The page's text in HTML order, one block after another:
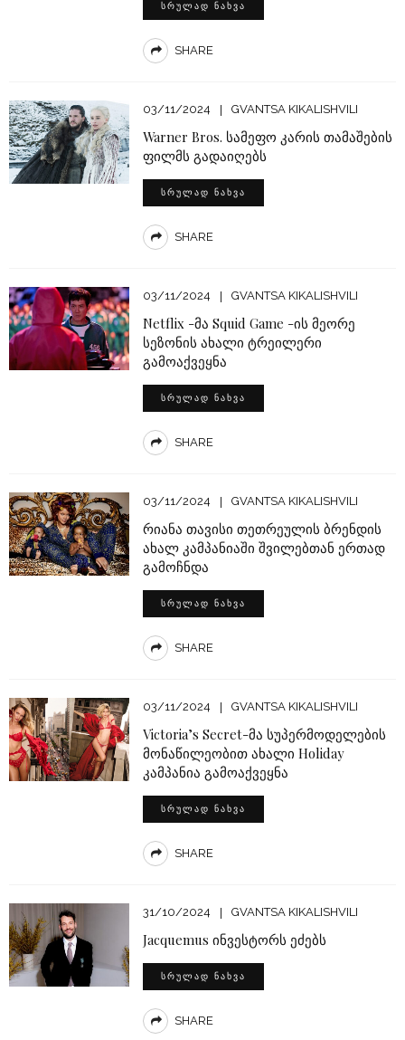
ᲡᲠᲣᲚᲐᲓ ᲜᲐᲮᲕᲐ
SHARE
03/11/2024 GVANTSA KIKALISHVILI
Warner Bros. სამეფო კარის თამაშების
ფილმს გადაიღებს
ᲡᲠᲣᲚᲐᲓ ᲜᲐᲮᲕᲐ
SHARE
03/11/2024 GVANTSA KIKALISHVILI
Netflix -მა Squid Game -ის მეორე
სეზონის ახალი ტრეილერი
გამოაქვეყნა
ᲡᲠᲣᲚᲐᲓ ᲜᲐᲮᲕᲐ
SHARE
03/11/2024 GVANTSA KIKALISHVILI
რიანა თავისი თეთრეულის ბრენდის
ახალ კამპანიაში შვილებთან ერთად
გამოჩნდა
ᲡᲠᲣᲚᲐᲓ ᲜᲐᲮᲕᲐ
SHARE
03/11/2024 GVANTSA KIKALISHVILI
Victoria’s Secret-მა სუპერმოდელების
მონაწილეობით ახალი Holiday
კამპანია გამოაქვეყნა
ᲡᲠᲣᲚᲐᲓ ᲜᲐᲮᲕᲐ
SHARE
31/10/2024 GVANTSA KIKALISHVILI
Jacquemus ინვესტორს ეძებს
ᲡᲠᲣᲚᲐᲓ ᲜᲐᲮᲕᲐ
SHARE